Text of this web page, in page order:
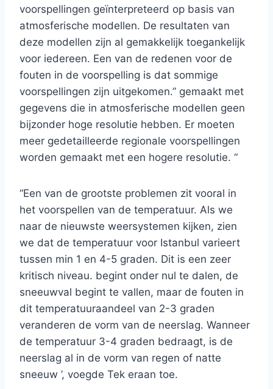
voorspellingen geïnterpreteerd op basis van
atmosferische modellen. De resultaten van
deze modellen zijn al gemakkelijk toegankelijk
voor iedereen. Een van de redenen voor de
fouten in de voorspelling is dat sommige
voorspellingen zijn uitgekomen.” gemaakt met
gegevens die in atmosferische modellen geen
bijzonder hoge resolutie hebben. Er moeten
meer gedetailleerde regionale voorspellingen
worden gemaakt met een hogere resolutie. “
“Een van de grootste problemen zit vooral in
het voorspellen van de temperatuur. Als we
naar de nieuwste weersystemen kijken, zien
we dat de temperatuur voor Istanbul varieert
tussen min 1 en 4-5 graden. Dit is een zeer
kritisch niveau. begint onder nul te dalen, de
sneeuwval begint te vallen, maar de fouten in
dit temperatuuraandeel van 2-3 graden
veranderen de vorm van de neerslag. Wanneer
de temperatuur 3-4 graden bedraagt, is de
neerslag al in de vorm van regen of natte
sneeuw ’, voegde Tek eraan toe.